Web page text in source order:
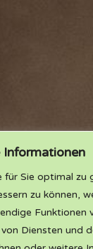
Informationen
für Sie optimal zu
zu können,
Funktionen
Diensten und